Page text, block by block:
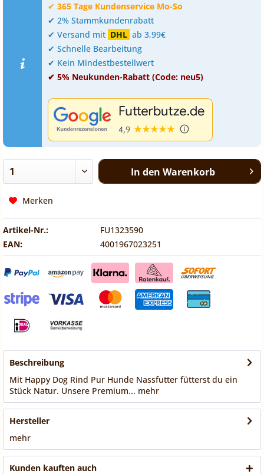
✔ 365 Tage Kundenservice Mo-So
✔ 2% Stammkundenrabatt
✔ Versand mit DHL ab 3,99€
✔ Schnelle Bearbeitung
✔ Kein Mindestbestellwert
✔ 5% Neukunden-Rabatt (Code: neu5)
In den Warenkorb
Merken
Artikel-Nr.:
FU1323590
EAN:
4001967023251
Beschreibung
Mit Happy Dog Rind Pur Hunde Nassfutter fütterst du ein
Stück Natur. Unsere Premium... mehr
Hersteller
mehr
Kunden kauften auch